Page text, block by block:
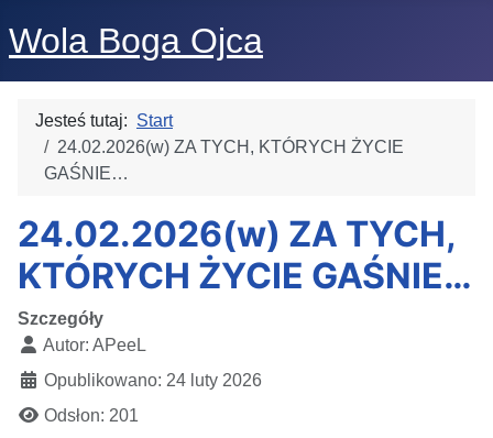
Wola Boga Ojca
Jesteś tutaj: Start
24.02.2026(w) ZA TYCH, KTÓRYCH ŻYCIE
GAŚNIE…
24.02.2026(w) ZA TYCH,
KTÓRYCH ŻYCIE GAŚNIE…
Szczegóły
Autor: APeeL
Opublikowano: 24 luty 2026
Odsłon: 201